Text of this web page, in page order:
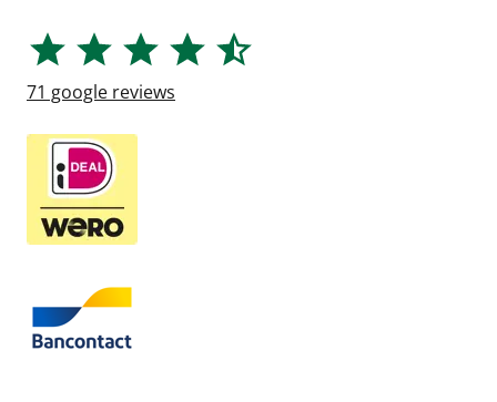
71 google reviews